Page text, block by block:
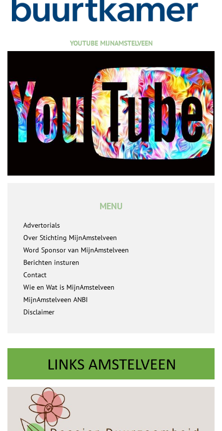
YOUTUBE MIJNAMSTELVEEN
MENU
Advertorials
Over Stichting MijnAmstelveen
Word Sponsor van MijnAmstelveen
Berichten insturen
Contact
Wie en Wat is MijnAmstelveen
MijnAmstelveen ANBI
Disclaimer